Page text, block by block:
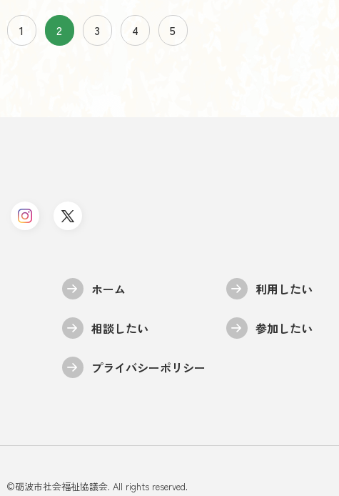
1 2 3 4 5
ホーム 利用したい
相談したい 参加したい
プライバシーポリシー
©︎砺波市社会福祉協議会. All rights reserved.